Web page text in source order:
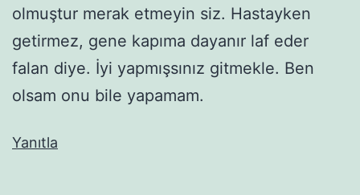
olmuştur merak etmeyin siz. Hastayken
getirmez, gene kapıma dayanır laf eder
falan diye. İyi yapmışsınız gitmekle. Ben
olsam onu bile yapamam.
Yanıtla